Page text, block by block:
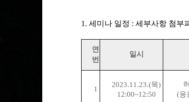
1. 세미나 일정 : 세부사항 첨부
연
번
일시
1
2023.11.23.(목)
12:00~12:50
(응